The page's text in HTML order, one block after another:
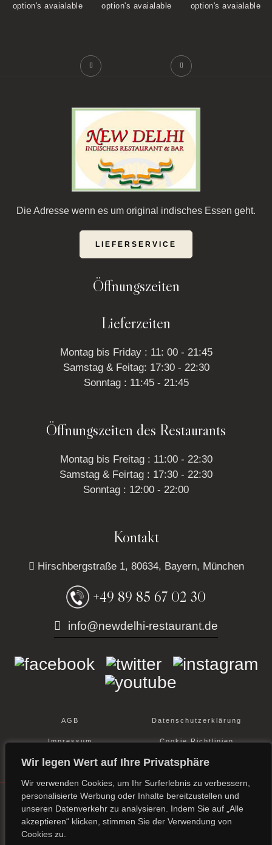
Wir legen Wert auf Ihre Privatsphäre
Wir verwenden Cookies, um Ihr Surferlebnis zu verbessern,
personalisierte Werbung oder Inhalte bereitzustellen und
unseren Datenverkehr zu analysieren. Indem Sie auf „Alle
akzeptieren“ klicken, stimmen Sie der Verwendung von
Cookies zu.
option's avaialable
option's avaialable
option's avaialable
Die Adresse wenn es um original indisches Essen geht.
LIEFERSERVICE
Öffnungszeiten
Lieferzeiten
Montag bis Friday : 11: 00 - 21:45
Samstag & Feitag: 17:30 - 22:30
Sonntag : 11:45 - 21:45
Öffnungszeiten des Restaurants
Montag bis Freitag : 11:00 - 22:30
Samstag & Feirtag : 17:30 - 22:30
Sonntag : 12:00 - 22:00
Kontakt
Hirschbergstraße 1, 80634, Bayern, München
+49 89 85 67 02 30
info@newdelhi-restaurant.de
AGB Datenschutz­erklärung
Impressum Cookie Richtlinien
Allergeneninformation
© Copyright 2026. Designed and Developed by
SGDigital Services Pvt Ltd.
All rights reserved.